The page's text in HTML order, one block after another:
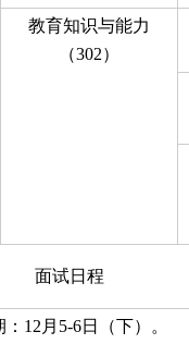
教育知识与能力
（302）
面试日程
12月5-6日（下）。